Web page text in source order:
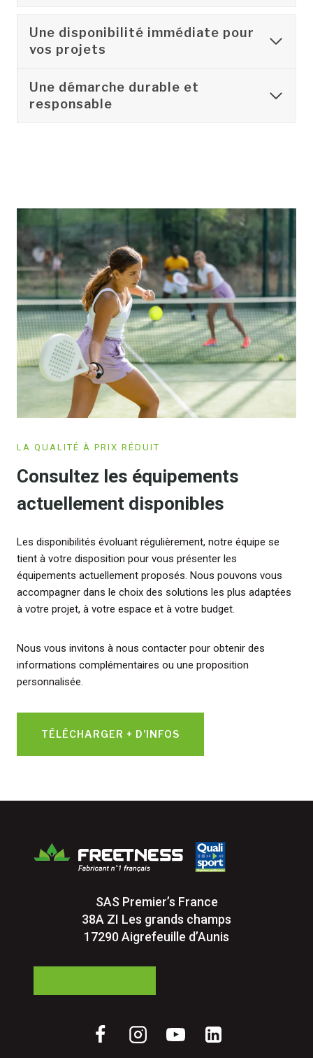
Une disponibilité immédiate pour
vos projets
Une démarche durable et
responsable
LA QUALITÉ À PRIX RÉDUIT
Consultez les équipements
actuellement disponibles
Les disponibilités évoluant régulièrement, notre équipe se
tient à votre disposition pour vous présenter les
équipements actuellement proposés. Nous pouvons vous
accompagner dans le choix des solutions les plus adaptées
à votre projet, à votre espace et à votre budget.
Nous vous invitons à nous contacter pour obtenir des
informations complémentaires ou une proposition
personnalisée.
TÉLÉCHARGER + D’INFOS
SAS Premier’s France
38A ZI Les grands champs
17290 Aigrefeuille d’Aunis